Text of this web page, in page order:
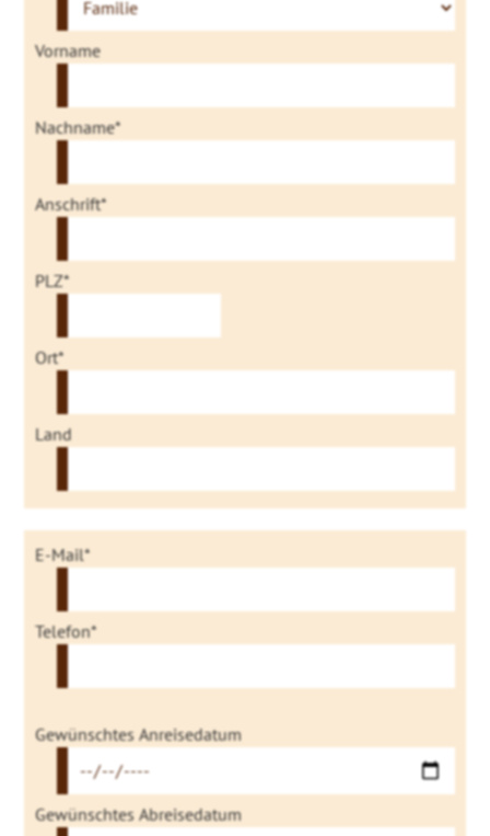
Vorname
Nachname*
Anschrift*
PLZ*
Ort*
Land
E-Mail*
Telefon*
Gewünschtes Anreisedatum
Gewünschtes Abreisedatum